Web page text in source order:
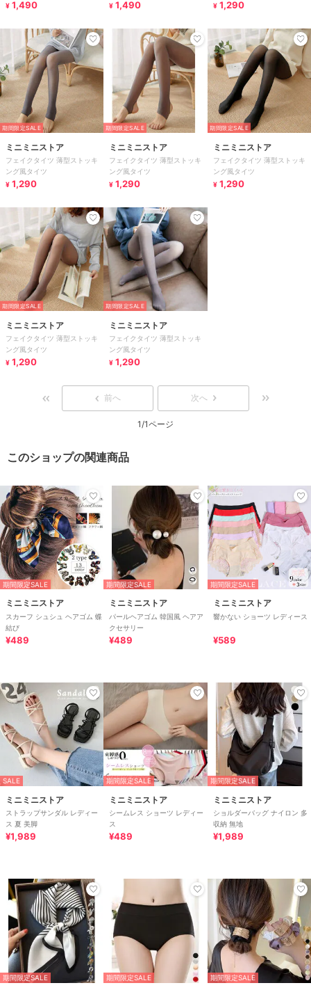
¥ 1,490 ¥ 1,490 ¥ 1,290
期間限定SALE
ミニミニストア
フェイクタイツ 薄型ストッキ
ング風タイツ
¥ 1,290
期間限定SALE
ミニミニストア
フェイクタイツ 薄型ストッキ
ング風タイツ
¥ 1,290
期間限定SALE
ミニミニストア
フェイクタイツ 薄型ストッキ
ング風タイツ
¥ 1,290
期間限定SALE
ミニミニストア
フェイクタイツ 薄型ストッキ
ング風タイツ
¥ 1,290
期間限定SALE
ミニミニストア
フェイクタイツ 薄型ストッキ
ング風タイツ
¥ 1,290
前へ 次へ
1/1ページ
このショップの関連商品
期間限定SALE
ミニミニストア
スカーフ シュシュ ヘアゴム 蝶
結び
¥489
期間限定SALE
ミニミニストア
パールヘアゴム 韓国風 ヘアア
クセサリー
¥489
期間限定SALE
ミニミニストア
響かない ショーツ レディース
¥589
SALE
ミニミニストア
ストラップサンダル レディー
ス 夏 美脚
¥1,989
期間限定SALE
ミニミニストア
シームレス ショーツ レディー
ス
¥489
期間限定SALE
ミニミニストア
ショルダーバッグ ナイロン 多
収納 無地
¥1,989
期間限定SALE 期間限定SALE 期間限定SALE